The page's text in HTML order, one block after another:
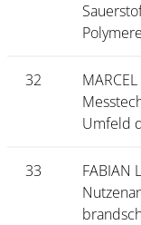
32
Umfeld
33
FABIAN